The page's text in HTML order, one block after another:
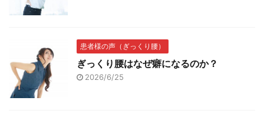
患者様の声（ぎっくり腰）
ぎっくり腰はなぜ癖になるのか？
2026/6/25